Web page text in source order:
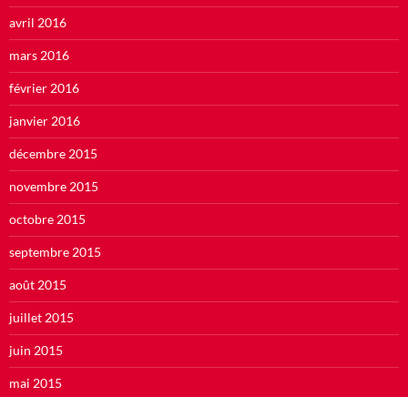
avril 2016
mars 2016
février 2016
janvier 2016
décembre 2015
novembre 2015
octobre 2015
septembre 2015
août 2015
juillet 2015
juin 2015
mai 2015